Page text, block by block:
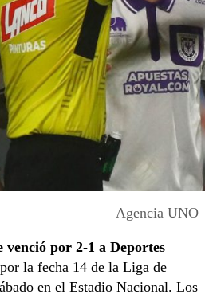
Agencia UNO
por 2-1 a Deportes
la fecha 14 de la Liga de
en el Estadio Nacional. Los